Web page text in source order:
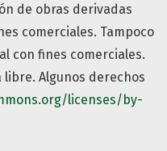
de obras derivadas
comerciales. Tampoco
con fines comerciales.
libre. Algunos derechos
licenses/by-